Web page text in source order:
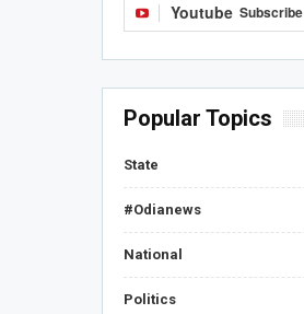
Youtube Subscribe
Popular Topics
State
#Odianews
National
Politics